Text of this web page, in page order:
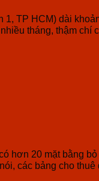
TP HCM) dài
tháng, thậm
hơn 20 mặt bằng
các bảng cho